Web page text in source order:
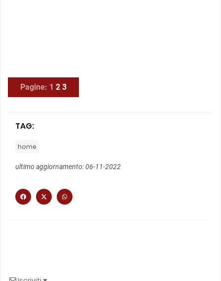
Pagine: 1 2 3
TAG:
home
ultimo aggiornamento: 06-11-2022